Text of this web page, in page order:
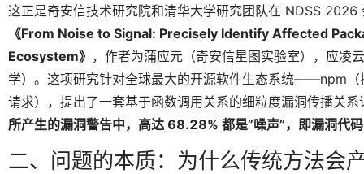
这正是奇安信技术研究院和清华大学研究团队在 NDSS
《From Noise to Signal: Precisely Identify Affected
Ecosystem》 ，作者为蒲应元（奇安信星图实验室），应凌
学）。这项研究针对全球最大的开源软件生态系统——npm
请求），提出了一套基于函数调用关系的细粒度漏洞传播关
所产生的漏洞警告中，高达 68.28% 都是”噪声”，即漏洞代
二、问题的本质：为什么传统方法会